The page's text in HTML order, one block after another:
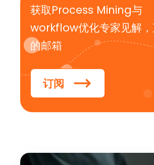
获取Process Mining与
workflow优化专家见解，
的邮箱
订阅